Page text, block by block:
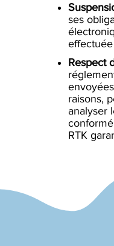
ses
Respect
raisons,
analyser
RTK